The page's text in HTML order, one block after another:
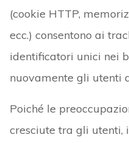
(cookie HTTP,
ecc.) consentono ai
identificatori unici nei
nuovamente gli utenti
Poiché le
cresciute tra gli utenti,